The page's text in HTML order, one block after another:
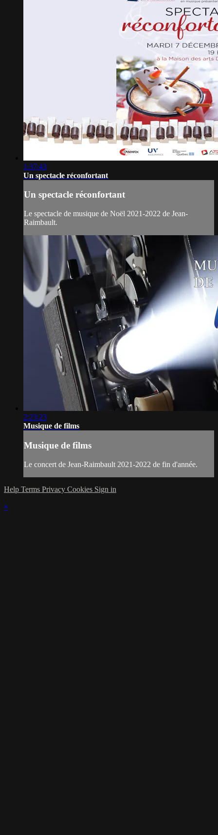
1:37:43
Un spectacle réconfortant
Un spectacle réconfortant
Le spectacle de musique de Noël 2021-2022 de Jean-
Raimbault.
2:23:23
Musique de films
Musique de films
Le concert de Jean-Raimbault 2021-2022 de fin d'année.
Help Terms Privacy Cookies Sign in
×